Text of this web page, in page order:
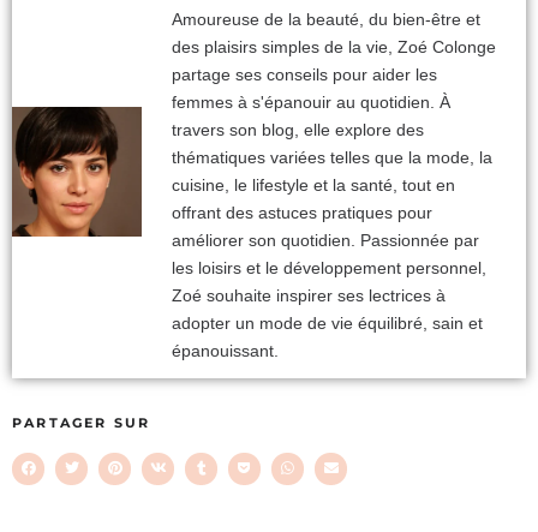
Amoureuse de la beauté, du bien-être et
des plaisirs simples de la vie, Zoé Colonge
partage ses conseils pour aider les
femmes à s'épanouir au quotidien. À
travers son blog, elle explore des
thématiques variées telles que la mode, la
cuisine, le lifestyle et la santé, tout en
offrant des astuces pratiques pour
améliorer son quotidien. Passionnée par
les loisirs et le développement personnel,
Zoé souhaite inspirer ses lectrices à
adopter un mode de vie équilibré, sain et
épanouissant.
PARTAGER SUR